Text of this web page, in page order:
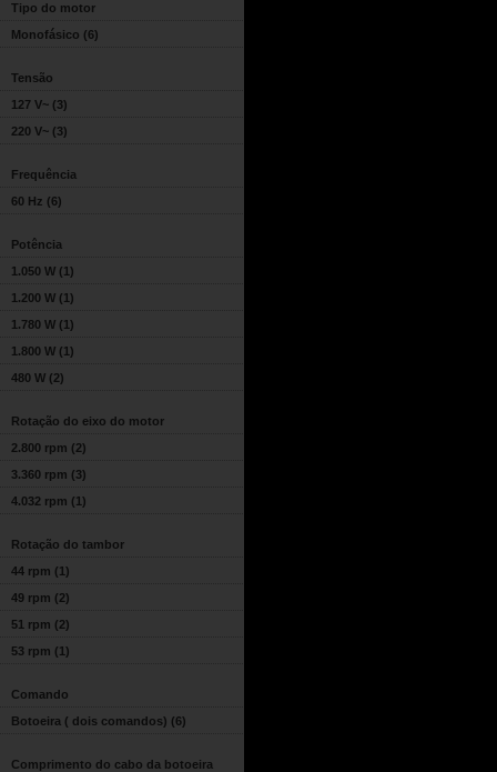
Tipo do motor
Monofásico (6)
Tensão
127 V~ (3)
220 V~ (3)
Frequência
60 Hz (6)
Potência
1.050 W (1)
1.200 W (1)
1.780 W (1)
1.800 W (1)
480 W (2)
Rotação do eixo do motor
2.800 rpm (2)
3.360 rpm (3)
4.032 rpm (1)
Rotação do tambor
44 rpm (1)
49 rpm (2)
51 rpm (2)
53 rpm (1)
Comando
Botoeira ( dois comandos) (6)
Comprimento do cabo da botoeira